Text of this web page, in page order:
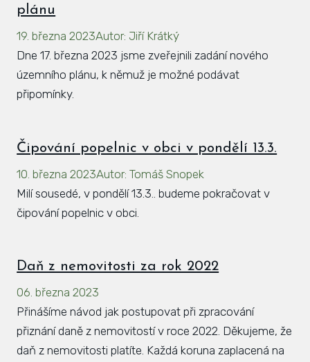
plánu
19. března 2023Autor: Jiří Krátký
Dne 17. března 2023 jsme zveřejnili zadání nového
územního plánu, k němuž je možné podávat
připomínky.
Čipování popelnic v obci v pondělí 13.3.
10. března 2023Autor: Tomáš Snopek
Milí sousedé, v pondělí 13.3.. budeme pokračovat v
čipování popelnic v obci.
Daň z nemovitosti za rok 2022
06. března 2023
Přinášíme návod jak postupovat při zpracování
přiznání daně z nemovitostí v roce 2022. Děkujeme, že
daň z nemovitosti platíte. Každá koruna zaplacená na